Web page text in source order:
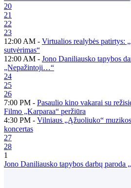
20
21
22
23
12:00 AM - Virtualios realybės patirtys:
sutvėrimas“
12:00 AM - Jono Daniliausko tapybos
„Nepažintoji…“
24
25
26
7:00 PM - Pasaulio kino vakarai su
Filmo „Karparaa“ peržiūra
4:30 PM - Vilniaus „Ąžuoliuko“
koncertas
27
28
1
Jono Daniliausko tapybos darbų